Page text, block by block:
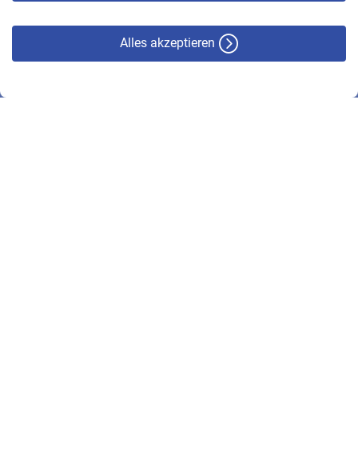
Alles akzeptieren
© VBL 2026